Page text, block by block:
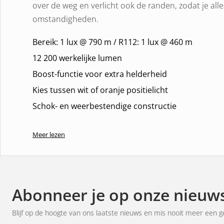
over de weg en verlicht ook de randen, zodat je
omstandigheden.
Bereik: 1 lux @ 790 m / R112: 1 lux @ 460 m
12 200 werkelijke lumen
Boost-functie voor extra helderheid
Kies tussen wit of oranje positielicht
Schok- en weerbestendige constructie
Verlichting van wereldklasse
elk detail telt. Je ziet gevaren op tijd en navigeert
Ervaar dynamische elegantie
Meer lezen
Abonneer je op onze
Blijf op de hoogte van ons laatste nieuws en mis nooit meer een